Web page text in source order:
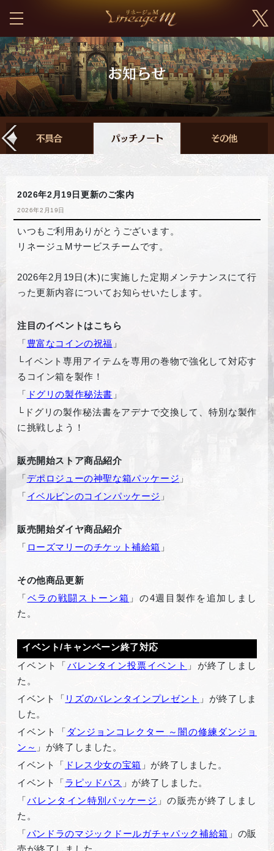
2026年2月19日更新のご案内
2026年2月19日
いつもご利用ありがとうございます。
リネージュMサービスチームです。
2026年2月19日(木)に実施した定期メンテナンスにて行
った更新内容についてお知らせいたします。
注目のイベントはこちら
「豊富なコインの祝福 」
└イベント専用アイテムを専用の巻物で強化して対応す
るコイン箱を製作！
「 ドグリの製作秘法書 」
└ ドグリの製作秘法書をアデナで交換して、特別な製作
に挑戦しよう！
販売開始ストア商品紹介
「デポロジューの神聖な箱パッケージ 」
「イベルビンのコインパッケージ 」
販売開始ダイヤ商品紹介
「 ローズマリーのチケット補給箱 」
その他商品更新
「ベラの戦闘ストーン箱 」の4週目製作を追加しまし
た。
イベント/キャンペーン終了対応
イベント「バレンタイン投票イベント 」が終了しまし
た。
イベント「 リズのバレンタインプレゼント 」が終了しま
した。
イベント「 ダンジョンコレクター
～闇の修練ダンジョ
ン～ 」が終了しました。
イベント「 ドレス少女の宝箱 」が終了しました。
イベント「ラピッドパス 」が終了しました。
「バレンタイン特別パッケージ 」の販売が終了しまし
た。
「パンドラのマジックドールガチャパック補給箱 」の販
売が終了しました。